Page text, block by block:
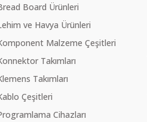
Board Ürünleri
ve Havya Ürünleri
Malzeme Çeşitleri
Takımları
Takımları
Çeşitleri
Cihazları